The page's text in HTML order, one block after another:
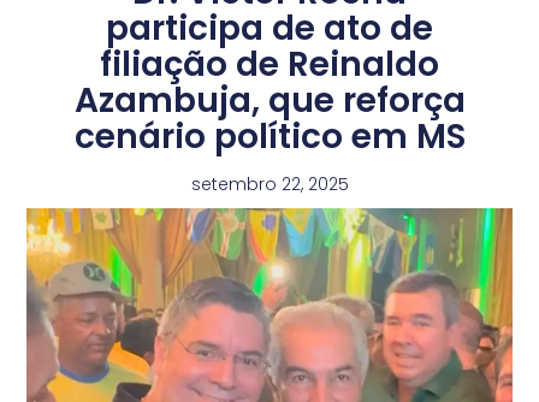
participa de ato de
filiação de Reinaldo
Azambuja, que reforça
cenário político em MS
setembro 22, 2025